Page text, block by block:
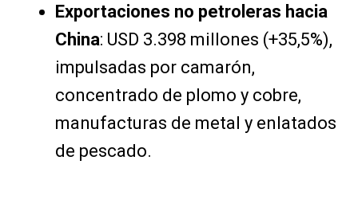
Exportaciones no petroleras hacia
China: USD 3.398 millones (+35,5%),
impulsadas por camarón,
concentrado de plomo y cobre,
manufacturas de metal y enlatados
de pescado.